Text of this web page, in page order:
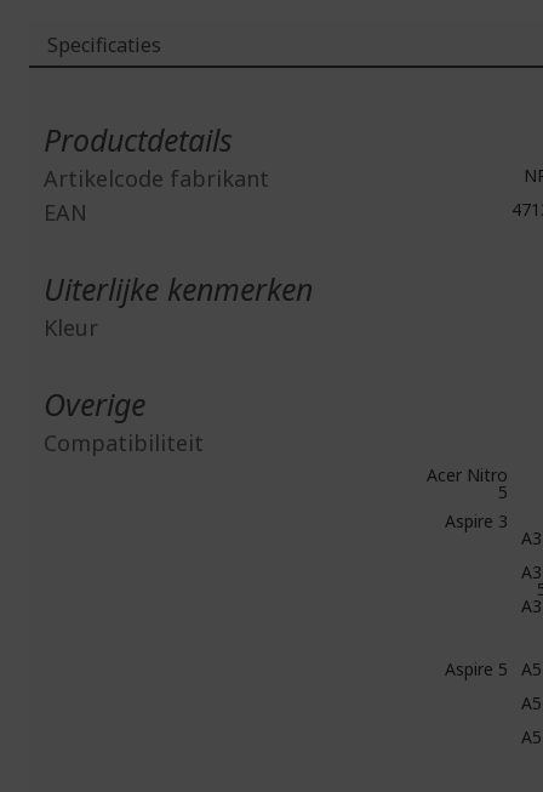
Specificaties
Productdetails
Artikelcode fabrikant
EAN
Uiterlijke kenmerken
Kleur
Overige
Compatibiliteit
Acer Nitro
5
Aspire 3
Aspire 5